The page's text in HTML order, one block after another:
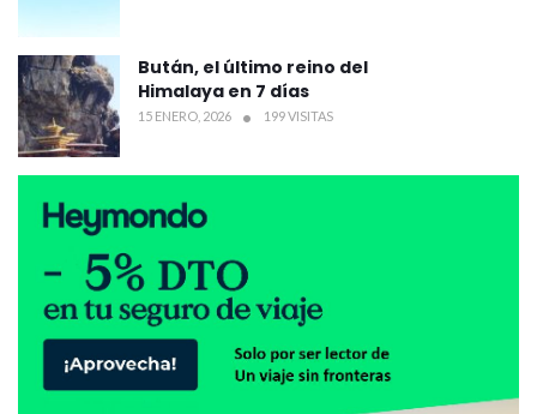
Bután, el último reino del
Himalaya en 7 días
15 ENERO, 2026 199 VISITAS